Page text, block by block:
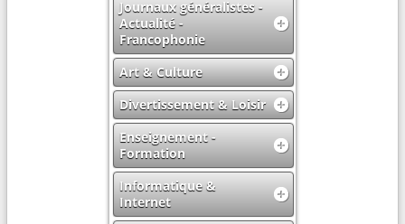
Journaux généralistes -
Actualité -
Francophonie
Art & Culture
Divertissement & Loisir
Enseignement -
Formation
Informatique &
Internet